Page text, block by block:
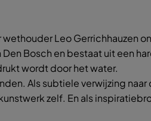
wethouder Leo
Bosch en bestaat uit een
wordt door het water.
Als subtiele verwijzing
zelf. En als